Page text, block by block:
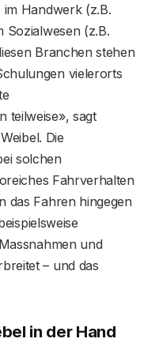
Handwerk (z.B.
Sozialwesen (z.B.
Branchen stehen
vielerorts
teilweise», sagt
Die
solchen
Fahrverhalten
das Fahren hingegen
und
– und das
in der Hand